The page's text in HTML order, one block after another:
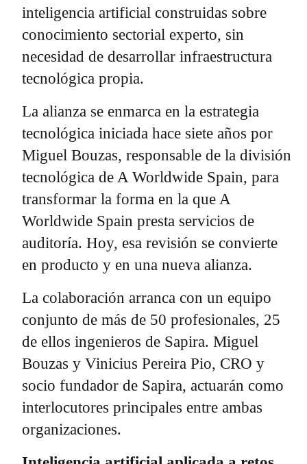
inteligencia artificial construidas sobre
conocimiento sectorial experto, sin
necesidad de desarrollar infraestructura
tecnológica propia.
La alianza se enmarca en la estrategia
tecnológica iniciada hace siete años por
Miguel Bouzas, responsable de la división
tecnológica de A Worldwide Spain, para
transformar la forma en la que A
Worldwide Spain presta servicios de
auditoría. Hoy, esa revisión se convierte
en producto y en una nueva alianza.
La colaboración arranca con un equipo
conjunto de más de 50 profesionales, 25
de ellos ingenieros de Sapira. Miguel
Bouzas y Vinicius Pereira Pio, CRO y
socio fundador de Sapira, actuarán como
interlocutores principales entre ambas
organizaciones.